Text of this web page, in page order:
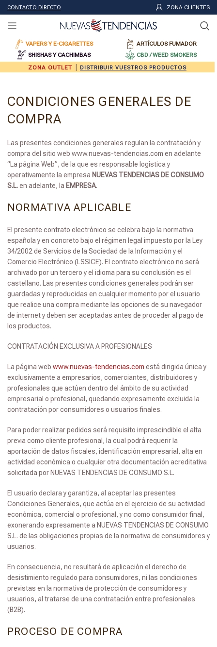
CONTACTO DIRECTO ZONA CLIENTES
VAPERS Y E-CIGARETTES
ARTÍCULOS FUMADOR
SHISHAS Y CACHIMBAS
CBD / WEED SMOKERS
ZONA OUTLET
DISTRIBUIR VUESTROS PRODUCTOS
CONDICIONES GENERALES DE
COMPRA
Las presentes condiciones generales regulan la contratación y
compra del sitio web www.nuevas-tendencias.com en adelante
“La página Web”, de la que es responsable logística y
operativamente la empresa NUEVAS TENDENCIAS DE CONSUMO
S.L.en adelante, la EMPRESA.
NORMATIVA APLICABLE
El presente contrato electrónico se celebra bajo la normativa
española y en concreto bajo el régimen legal impuesto por la Ley
34/2002 de Servicios de la Sociedad de la Información y el
Comercio Electrónico (LSSICE). El contrato electrónico no será
archivado por un tercero y el idioma para su conclusión es el
castellano. Las presentes condiciones generales podrán ser
guardadas y reproducidas en cualquier momento por el usuario
que realice una compra mediante las opciones de su navegador
de internet y deben ser aceptadas antes de proceder al pago de
los productos.
CONTRATACIÓN EXCLUSIVA A PROFESIONALES
La página web www.nuevas-tendencias.com está dirigida única y
exclusivamente a empresarios, comerciantes, distribuidores y
profesionales que actúen dentro del ámbito de su actividad
empresarial o profesional, quedando expresamente excluida la
contratación por consumidores o usuarios finales.
Para poder realizar pedidos será requisito imprescindible el alta
previa como cliente profesional, la cual podrá requerir la
aportación de datos fiscales, identificación empresarial, alta en
actividad económica o cualquier otra documentación acreditativa
solicitada por NUEVAS TENDENCIAS DE CONSUMO S.L.
El usuario declara y garantiza, al aceptar las presentes
Condiciones Generales, que actúa en el ejercicio de su actividad
económica, comercial o profesional, y no como consumidor final,
exonerando expresamente a NUEVAS TENDENCIAS DE CONSUMO
S.L. de las obligaciones propias de la normativa de consumidores y
usuarios.
En consecuencia, no resultará de aplicación el derecho de
desistimiento regulado para consumidores, ni las condiciones
previstas en la normativa de protección de consumidores y
usuarios, al tratarse de una contratación entre profesionales
(B2B).
PROCESO DE COMPRA